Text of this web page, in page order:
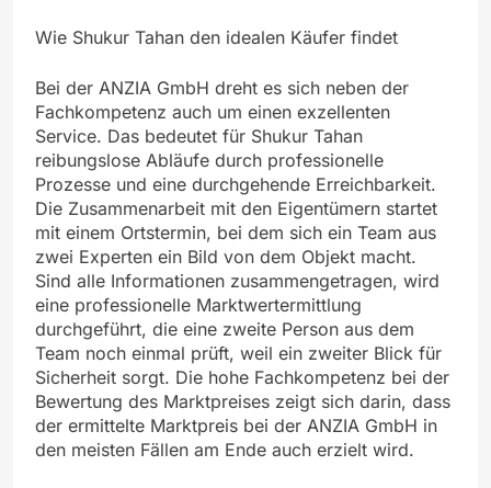
Wie Shukur Tahan den idealen Käufer findet
Bei der ANZIA GmbH dreht es sich neben der
Fachkompetenz auch um einen exzellenten
Service. Das bedeutet für Shukur Tahan
reibungslose Abläufe durch professionelle
Prozesse und eine durchgehende Erreichbarkeit.
Die Zusammenarbeit mit den Eigentümern startet
mit einem Ortstermin, bei dem sich ein Team aus
zwei Experten ein Bild von dem Objekt macht.
Sind alle Informationen zusammengetragen, wird
eine professionelle Marktwertermittlung
durchgeführt, die eine zweite Person aus dem
Team noch einmal prüft, weil ein zweiter Blick für
Sicherheit sorgt. Die hohe Fachkompetenz bei der
Bewertung des Marktpreises zeigt sich darin, dass
der ermittelte Marktpreis bei der ANZIA GmbH in
den meisten Fällen am Ende auch erzielt wird.